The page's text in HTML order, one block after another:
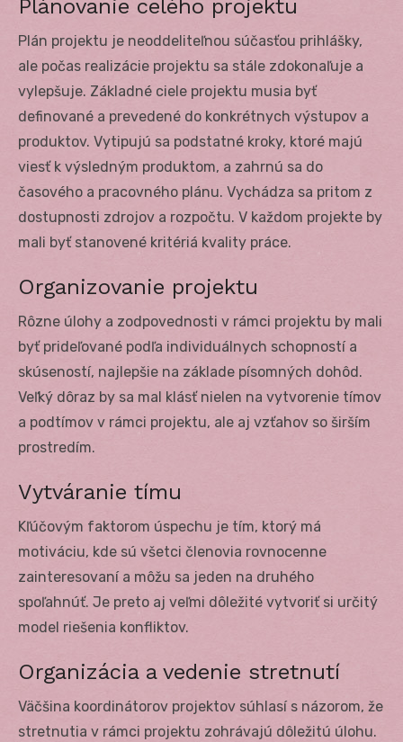
Plánovanie celého projektu
Plán projektu je neoddeliteľnou súčasťou prihlášky,
ale počas realizácie projektu sa stále zdokonaľuje a
vylepšuje. Základné ciele projektu musia byť
definované a prevedené do konkrétnych výstupov a
produktov. Vytipujú sa podstatné kroky, ktoré majú
viesť k výsledným produktom, a zahrnú sa do
časového a pracovného plánu. Vychádza sa pritom z
dostupnosti zdrojov a rozpočtu. V každom projekte by
mali byť stanovené kritériá kvality práce.
Organizovanie projektu
Rôzne úlohy a zodpovednosti v rámci projektu by mali
byť prideľované podľa individuálnych schopností a
skúseností, najlepšie na základe písomných dohôd.
Veľký dôraz by sa mal klásť nielen na vytvorenie tímov
a podtímov v rámci projektu, ale aj vzťahov so širším
prostredím.
Vytváranie tímu
Kľúčovým faktorom úspechu je tím, ktorý má
motiváciu, kde sú všetci členovia rovnocenne
zainteresovaní a môžu sa jeden na druhého
spoľahnúť. Je preto aj veľmi dôležité vytvoriť si určitý
model riešenia konfliktov.
Organizácia a vedenie stretnutí
Väčšina koordinátorov projektov súhlasí s názorom, že
stretnutia v rámci projektu zohrávajú dôležitú úlohu.